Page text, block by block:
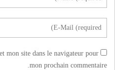
mon site dans le navigateur pour
mon prochain commentaire.